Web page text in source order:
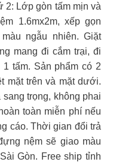
2: Lớp gòn tấm mịn và
1.6mx2m, xếp gọn
ngẫu nhiên. Giặt
mang đi cắm trại, đi
tấm. Sản phẩm có 2
mặt trên và mặt dưới.
sang trọng, không phai
toàn miễn phí nếu
cáo. Thời gian đổi trả
nệm sẽ giao màu
Gòn. Free ship tỉnh